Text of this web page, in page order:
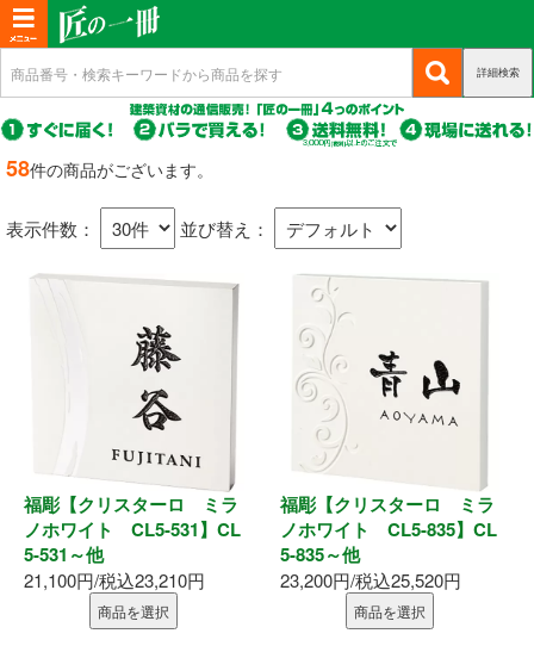
T
o
g
g
l
n
o
新規会員登録(c
u
r
e
t)
ログイン
(c
r
r
e
n
t)
u
r
e
t)
商品カテゴリから選ぶ
基礎・土台関連
耐震制震
機械打 釘・ビス
釘・ねじ
接着剤
詳細検索
58件の商品がございます。
表示件数： 並び替え：
福彫【クリスターロ ミラ
ノホワイト CL5-531】CL
5-531～他
21,100円/税込23,210円
商品を選択
福彫【クリスターロ ミラ
ノホワイト CL5-835】CL
5-835～他
23,200円/税込25,520円
商品を選択